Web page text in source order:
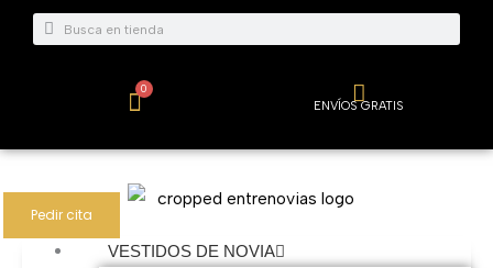
Buscar
Buscar
0
Carrito ENVÍOS GRATIS
VESTIDOS DE NOVIA
Pedir cita